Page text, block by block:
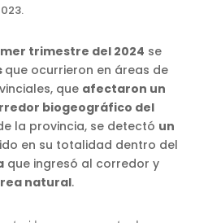
trimestre del 2024 se
que ocurrieron en áreas de
que afectaron un
biogeográfico del
la provincia, se detectó un
en su totalidad dentro del
que ingresó al corredor y
natural.